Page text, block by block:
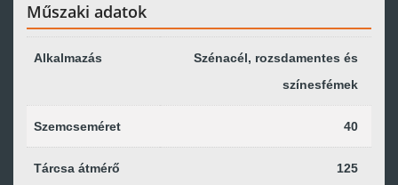
Műszaki adatok
Alkalmazás
Szénacél, rozsdamentes és
színesfémek
Szemcseméret 40
Tárcsa átmérő
125